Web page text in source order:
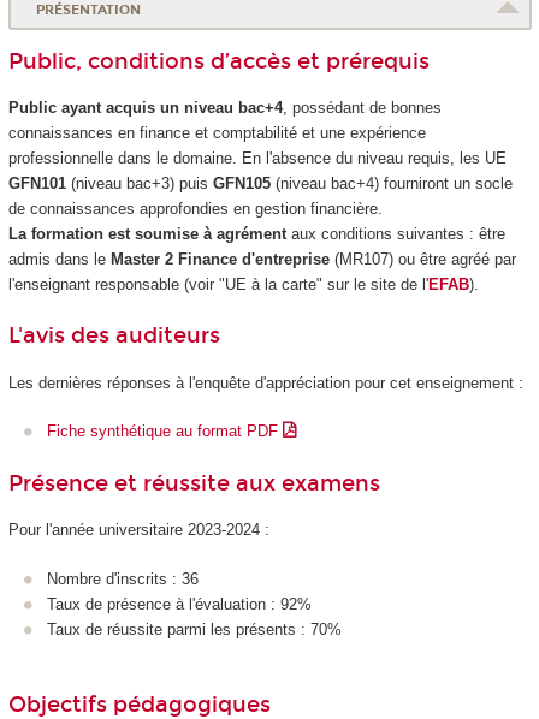
PRÉSENTATION
Public, conditions d’accès et prérequis
Public ayant acquis un niveau bac+4, possédant de bonnes
connaissances en finance et comptabilité et une expérience
professionnelle dans le domaine. En l'absence du niveau requis, les UE
GFN101(niveau bac+3) puis GFN105(niveau bac+4) fourniront un socle
de connaissances approfondies en gestion financière.
La formation est soumise à agrémentaux conditions suivantes : être
admis dans le Master 2 Finance d'entreprise (MR107) ou être agréé par
l'enseignant responsable (voir "UE à la carte" sur le site de l'EFAB).
L'avis des auditeurs
Les dernières réponses à l'enquête d'appréciation pour cet enseignement :
Fiche synthétique au format PDF
Présence et réussite aux examens
Pour l'année universitaire 2023-2024 :
Nombre d'inscrits : 36
Taux de présence à l'évaluation : 92%
Taux de réussite parmi les présents : 70%
Objectifs pédagogiques